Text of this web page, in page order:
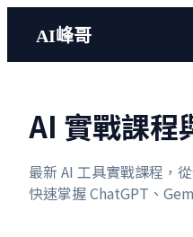
AI峰哥
AI 實戰課程
最新 AI 工具實戰課程，
快速掌握 ChatGPT、